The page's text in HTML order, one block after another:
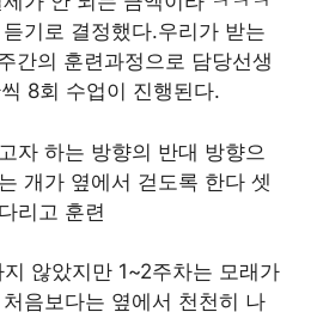
기로 결정했다.우리가 받는
간의 훈련과정으로 담당선생
8회 수업이 진행된다.
자 하는 방향의 반대 방향으
개가 옆에서 걷도록 한다 셋
리고 훈련
않았지만 1~2주차는 모래가
음보다는 옆에서 천천히 나